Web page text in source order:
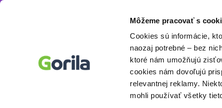
Môžeme pracovať s
Cookies sú informácie,
naozaj potrebné – bez
ktoré nám umožňujú
cookies nám dovoľujú
relevantnej reklamy.
mohli používať všetky
Učebnice do školy za super cenu